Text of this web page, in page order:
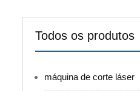
Todos os produtos
máquina de corte láser